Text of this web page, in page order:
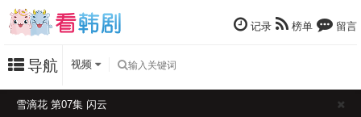
记录 榜单 留言
导航 视频
雪滴花 第07集 闪云